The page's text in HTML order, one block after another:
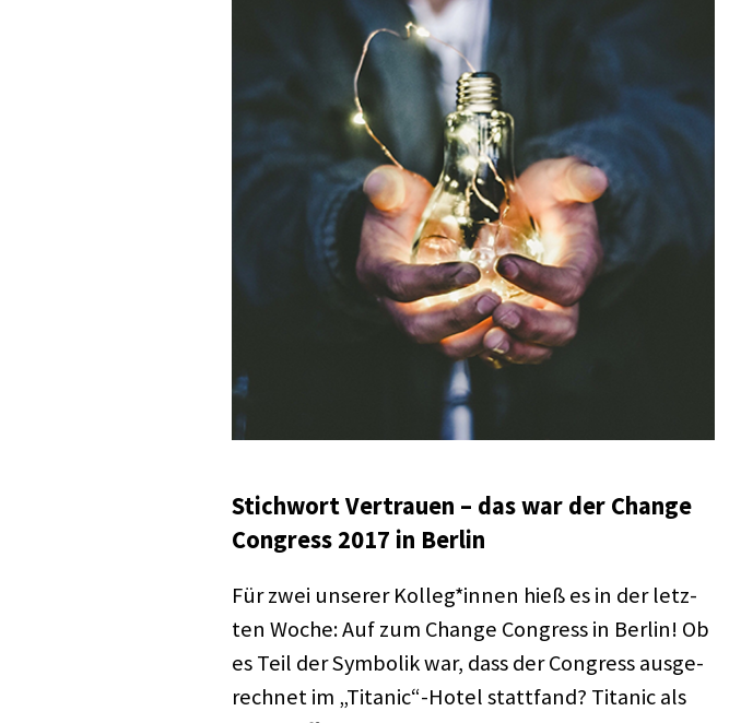
Stich­wort Vertrauen – das war der Change
Congress 2017 in Berlin
Für zwei unse­rer Kolleg*innen hieß es in der letz­
ten Woche: Auf zum Change Congress in Berlin! Ob
es Teil der Symbo­lik war, dass der Congress ausge­
rech­net im „Titanic“-Hotel statt­fand? Tita­nic als